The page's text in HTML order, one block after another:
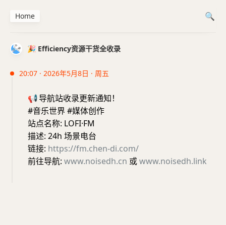
🎉 Efficiency资源干货全收录
20:07 · 2026年5月8日 · 周五
📢导航站收录更新通知！
#音乐世界 #媒体创作
站点名称: LOFI·FM
描述: 24h 场景电台
链接: https://fm.chen-di.com/
前往导航: www.noisedh.cn 或www.noisedh.link
Home